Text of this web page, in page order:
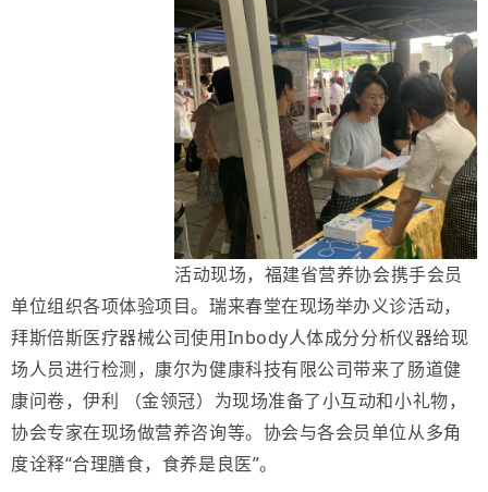
活动现场，福建省营养协会携手会员
单位组织各项体验项目。瑞来春堂在现场举办义诊活动，
拜斯倍斯医疗器械公司使用Inbody人体成分分析仪器给现
场人员进行检测，康尔为健康科技有限公司带来了肠道健
康问卷，伊利 （金领冠）为现场准备了小互动和小礼物，
协会专家在现场做营养咨询等。协会与各会员单位从多角
度诠释“合理膳食，食养是良医”。